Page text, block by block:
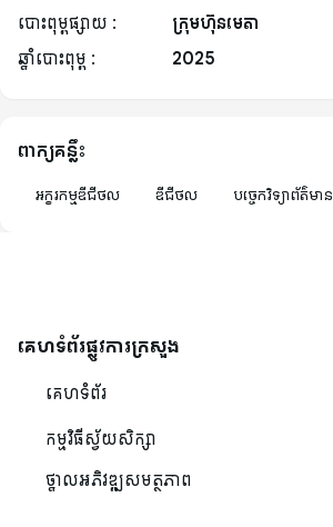
បោះពុម្ពផ្សាយ :
ក្រុមហ៊ុនមេតា
ឆ្នាំបោះពុម្ព :
2025
ពាក្យគន្លឹះ
អក្ខរកម្មឌីជីថល ឌីជីថល បច្ចេកវិទ្យា​ព័ត៌មាន
គេហទំព័រផ្លូវការក្រសួង
គេហទំព័រ
កម្មវិធីស្វ័យសិក្សា
ថ្នាលអភិវឌ្ឍសមត្ថភាព